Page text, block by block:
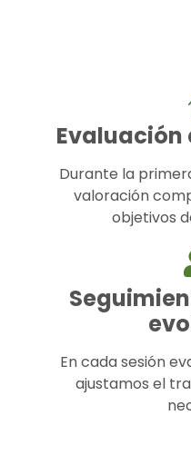
Evaluación
Durante la
valoración
objetivos
En cada sesión
ajustamos el